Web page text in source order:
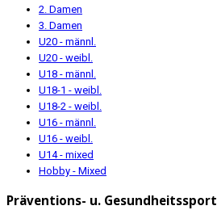
2. Damen
3. Damen
U20 - männl.
U20 - weibl.
U18 - männl.
U18-1 - weibl.
U18-2 - weibl.
U16 - männl.
U16 - weibl.
U14 - mixed
Hobby - Mixed
Präventions- u. Gesundheitssport